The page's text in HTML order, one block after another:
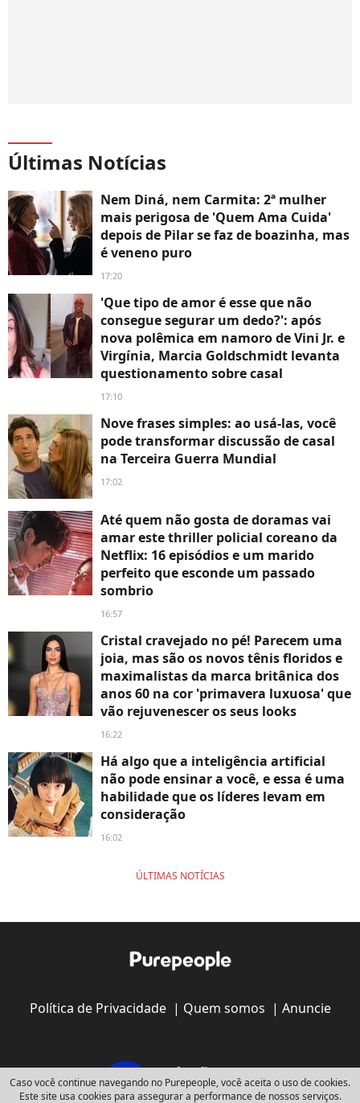
Últimas Notícias
Nem Diná, nem Carmita: 2ª mulher
mais perigosa de 'Quem Ama Cuida'
depois de Pilar se faz de boazinha, mas
é veneno puro
17:20
'Que tipo de amor é esse que não
consegue segurar um dedo?': após
nova polêmica em namoro de Vini Jr. e
Virgínia, Marcia Goldschmidt levanta
questionamento sobre casal
17:10
Nove frases simples: ao usá-las, você
pode transformar discussão de casal
na Terceira Guerra Mundial
17:02
Até quem não gosta de doramas vai
amar este thriller policial coreano da
Netflix: 16 episódios e um marido
perfeito que esconde um passado
sombrio
16:57
Cristal cravejado no pé! Parecem uma
joia, mas são os novos tênis floridos e
maximalistas da marca britânica dos
anos 60 na cor 'primavera luxuosa' que
vão rejuvenescer os seus looks
16:22
Há algo que a inteligência artificial
não pode ensinar a você, e essa é uma
habilidade que os líderes levam em
consideração
16:02
ÚLTIMAS NOTÍCIAS
Política de Privacidade| Quem somos | Anuncie
Caso você continue navegando no Purepeople, você aceita o uso de cookies.
Este site usa cookies para assegurar a performance de nossos serviços.